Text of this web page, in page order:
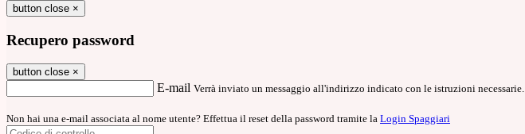
button close ×
Recupero password
button close ×
E-mail Verrà inviato un messaggio all'indirizzo indicato con le istruzioni necessarie.
Non hai una e-mail associata al nome utente? Effettua il reset della password tramite la Login Spaggiari